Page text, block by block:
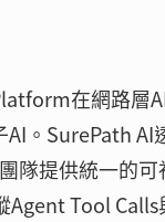
在網路層
。SurePath
隊提供統一的
Tool